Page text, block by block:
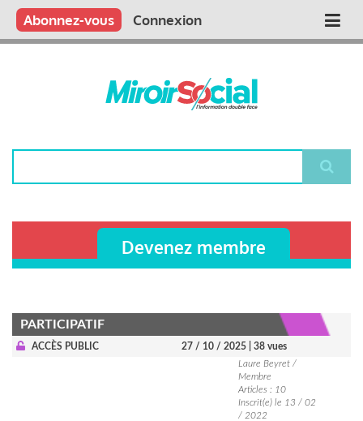
Aller
contenu
Main
Qui sommes nous ?
Vous publiez
Nous publions
Contactez-nous
Abonnez-vous Connexion
Devenez membre
PARTICIPATIF
ACCÈS PUBLIC 27 / 10 / 2025
| 38 vues
Laure Beyret /
Membre
Articles : 10
Inscrit(e) le 13 / 02
/ 2022